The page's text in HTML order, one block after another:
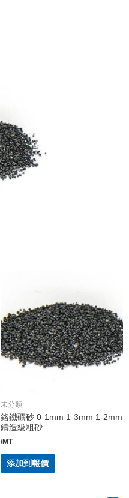
未分類
鉻鐵礦砂 0-1mm 1-3mm 1-2mm
鑄造級粗砂
/MT
添加到報價